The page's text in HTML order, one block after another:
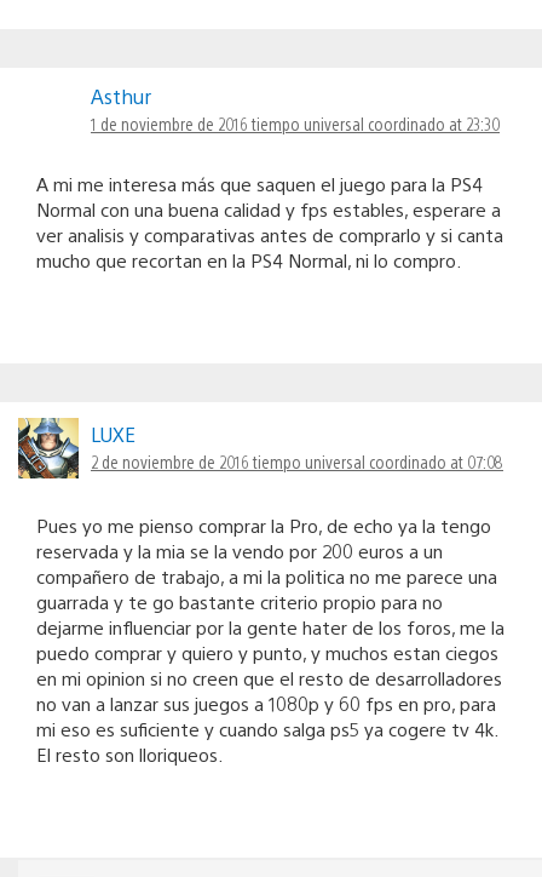
Asthur
1 de noviembre de 2016 tiempo universal coordinado at 23:30
A mi me interesa más que saquen el juego para la PS4
Normal con una buena calidad y fps estables, esperare a
ver analisis y comparativas antes de comprarlo y si canta
mucho que recortan en la PS4 Normal, ni lo compro.
LUXE
2 de noviembre de 2016 tiempo universal coordinado at 07:08
Pues yo me pienso comprar la Pro, de echo ya la tengo
reservada y la mia se la vendo por 200 euros a un
compañero de trabajo, a mi la politica no me parece una
guarrada y te go bastante criterio propio para no
dejarme influenciar por la gente hater de los foros, me la
puedo comprar y quiero y punto, y muchos estan ciegos
en mi opinion si no creen que el resto de desarrolladores
no van a lanzar sus juegos a 1080p y 60 fps en pro, para
mi eso es suficiente y cuando salga ps5 ya cogere tv 4k.
El resto son lloriqueos.